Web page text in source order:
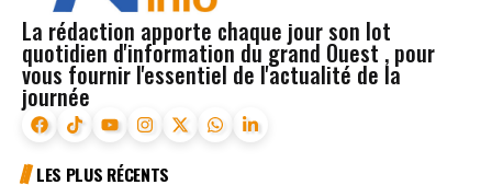
La rédaction apporte chaque jour son lot
quotidien d'information du grand Ouest , pour
vous fournir l'essentiel de l'actualité de la
journée
LES PLUS RÉCENTS